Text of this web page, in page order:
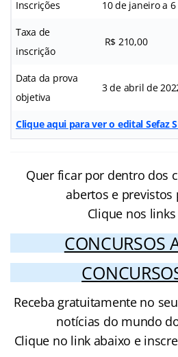
Inscrições 10 de janeiro a
Taxa de
inscrição
R$ 210,00
Data da prova
objetiva
3 de abril de
Clique aqui para ver o edital Sefaz
Quer ficar por dentro dos
abertos e previstos
Clique nos
CONCURSOS
Receba gratuitamente no
notícias do mundo
Clique no link abaixo e